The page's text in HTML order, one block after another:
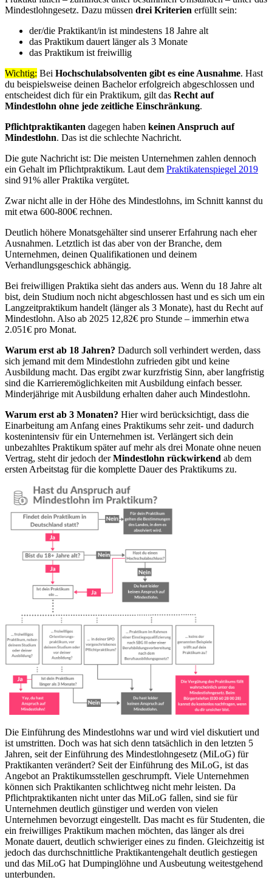
Mindestlohngesetz. Dazu müssen drei Kriterien erfüllt sein:
der/die Praktikant/in ist mindestens 18 Jahre alt
das Praktikum dauert länger als 3 Monate
das Praktikum ist freiwillig
Wichtig: Bei Hochschulabsolventen gibt es eine Ausnahme. Hast
du beispielsweise deinen Bachelor erfolgreich abgeschlossen und
entscheidest dich für ein Praktikum, gilt das Recht auf
Mindestlohn ohne jede zeitliche Einschränkung.
Pflichtpraktikanten dagegen haben keinen Anspruch auf
Mindestlohn. Das ist die schlechte Nachricht.
Die gute Nachricht ist: Die meisten Unternehmen zahlen dennoch
ein Gehalt im Pflichtpraktikum. Laut dem Praktikatenspiegel 2019
sind 91% aller Praktika vergütet.
Zwar nicht alle in der Höhe des Mindestlohns, im Schnitt kannst du
mit etwa 600-800€ rechnen.
Deutlich höhere Monatsgehälter sind unserer Erfahrung nach eher
Ausnahmen. Letztlich ist das aber von der Branche, dem
Unternehmen, deinen Qualifikationen und deinem
Verhandlungsgeschick abhängig.
Bei freiwilligen Praktika sieht das anders aus. Wenn du 18 Jahre alt
bist, dein Studium noch nicht abgeschlossen hast und es sich um ein
Langzeitpraktikum handelt (länger als 3 Monate), hast du Recht auf
Mindestlohn. Also ab 2025 12,82€ pro Stunde – immerhin etwa
2.051€ pro Monat.
Warum erst ab 18 Jahren? Dadurch soll verhindert werden, dass
sich jemand mit dem Mindestlohn zufrieden gibt und keine
Ausbildung macht. Das ergibt zwar kurzfristig Sinn, aber langfristig
sind die Karrieremöglichkeiten mit Ausbildung einfach besser.
Minderjährige mit Ausbildung erhalten daher auch Mindestlohn.
Warum erst ab 3 Monaten? Hier wird berücksichtigt, dass die
Einarbeitung am Anfang eines Praktikums sehr zeit- und dadurch
kostenintensiv für ein Unternehmen ist. Verlängert sich dein
unbezahltes Praktikum später auf mehr als drei Monate ohne neuen
Vertrag, steht dir jedoch derMindestlohn rückwirkend ab dem
ersten Arbeitstag für die komplette Dauer des Praktikums zu.
Die Einführung des Mindestlohns war und wird viel diskutiert und
ist umstritten. Doch was hat sich denn tatsächlich in den letzten 5
Jahren, seit der Einführung des Mindestlohngesetz (MiLoG) für
Praktikanten verändert? Seit der Einführung des MiLoG, ist das
Angebot an Praktikumsstellen geschrumpft. Viele Unternehmen
können sich Praktikanten schlichtweg nicht mehr leisten. Da
Pflichtpraktikanten nicht unter das MiLoG fallen, sind sie für
Unternehmen deutlich günstiger und werden von vielen
Unternehmen bevorzugt eingestellt. Das macht es für Studenten, die
ein freiwilliges Praktikum machen möchten, das länger als drei
Monate dauert, deutlich schwieriger eines zu finden. Gleichzeitig ist
jedoch das durchschnittliche Praktikantengehalt deutlich gestiegen
und das MiLoG hat Dumpinglöhne und Ausbeutung weitestgehend
unterbunden.